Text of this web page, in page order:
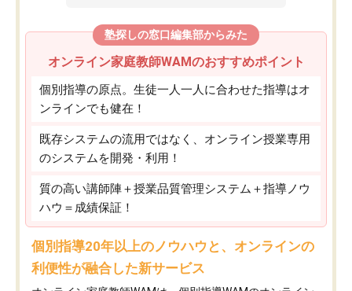
塾探しの窓口編集部からみた
オンライン家庭教師WAMのおすすめポイント
個別指導の原点。生徒一人一人に合わせた指導はオ
ンラインでも健在！
既存システムの流用ではなく、オンライン授業専用
のシステムを開発・利用！
質の高い講師陣＋授業品質管理システム＋指導ノウ
ハウ＝成績保証！
個別指導20年以上のノウハウと、オンラインの
利便性が融合した新サービス